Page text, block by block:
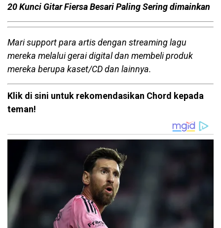
20 Kunci Gitar Fiersa Besari Paling Sering dimainkan
Mari support para artis dengan streaming lagu
mereka melalui gerai digital dan membeli produk
mereka berupa kaset/CD dan lainnya.
Klik di sini untuk rekomendasikan Chord kepada
teman!